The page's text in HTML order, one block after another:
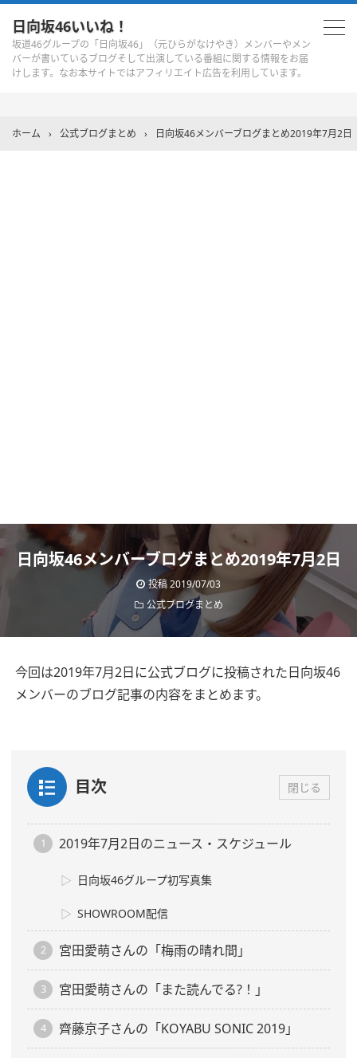
日向坂46いいね！
坂道46グループの「日向坂46」（元ひらがなけやき）メンバーやメン
バーが書いているブログそして出演している番組に関する情報をお届
けします。なお本サイトではアフィリエイト広告を利用しています。
ホーム › 公式ブログまとめ › 日向坂46メンバーブログまとめ2019年7月2日
日向坂46メンバーブログまとめ2019年7月2日
投稿2019/07/03
公式ブログまとめ
今回は2019年7月2日に公式ブログに投稿された日向坂46
メンバーのブログ記事の内容をまとめます。
目次 閉じる
2019年7月2日のニュース・スケジュール
日向坂46グループ初写真集
SHOWROOM配信
宮田愛萌さんの「梅雨の晴れ間」
宮田愛萌さんの「また読んでる?！」
齊藤京子さんの「KOYABU SONIC 2019」